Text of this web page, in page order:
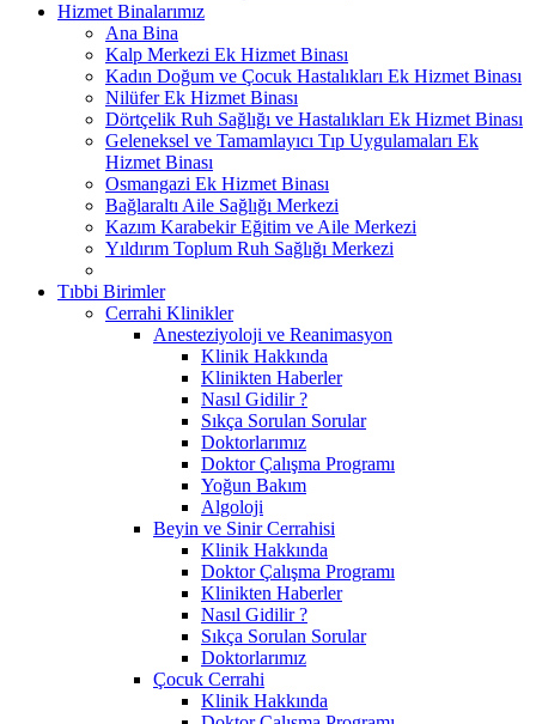
Hizmet Binalarımız
Ana Bina
Kalp Merkezi Ek Hizmet Binası
Kadın Doğum ve Çocuk Hastalıkları Ek Hizmet Binası
Nilüfer Ek Hizmet Binası
Dörtçelik Ruh Sağlığı ve Hastalıkları Ek Hizmet Binası
Geleneksel ve Tamamlayıcı Tıp Uygulamaları Ek
Hizmet Binası
Osmangazi Ek Hizmet Binası
Bağlaraltı Aile Sağlığı Merkezi
Kazım Karabekir Eğitim ve Aile Merkezi
Yıldırım Toplum Ruh Sağlığı Merkezi
Tıbbi Birimler
Cerrahi Klinikler
Anesteziyoloji ve Reanimasyon
Klinik Hakkında
Klinikten Haberler
Nasıl Gidilir ?
Sıkça Sorulan Sorular
Doktorlarımız
Doktor Çalışma Programı
Yoğun Bakım
Algoloji
Beyin ve Sinir Cerrahisi
Klinik Hakkında
Doktor Çalışma Programı
Klinikten Haberler
Nasıl Gidilir ?
Sıkça Sorulan Sorular
Doktorlarımız
Çocuk Cerrahi
Klinik Hakkında